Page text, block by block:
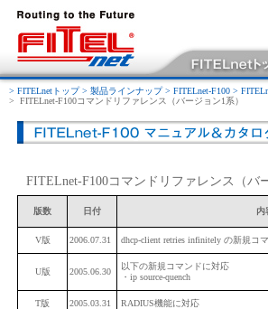
> FITELnetトップ > 製品ラインナップ > FITELnet-F100 >
>
FITELnet-F100コマンドリファレンス（バージョン1系）
FITELnet-F100コマンドリファレンス（バ
版数 日付 内
V版 2006.07.31 dhcp-client retries infinitely の新規コ
U版 2005.06.30
以下の新規コマンドに対応
・ip source-quench
T版 2005.03.31 RADIUS機能に対応